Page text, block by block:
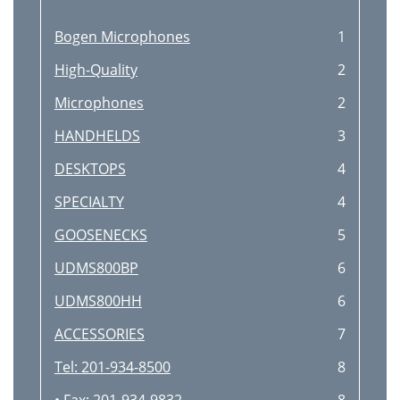
Bogen Microphones
1
High-Quality
2
Microphones
2
HANDHELDS
3
DESKTOPS
4
SPECIALTY
4
GOOSENECKS
5
UDMS800BP
6
UDMS800HH
6
ACCESSORIES
7
Tel: 201-934-8500
8